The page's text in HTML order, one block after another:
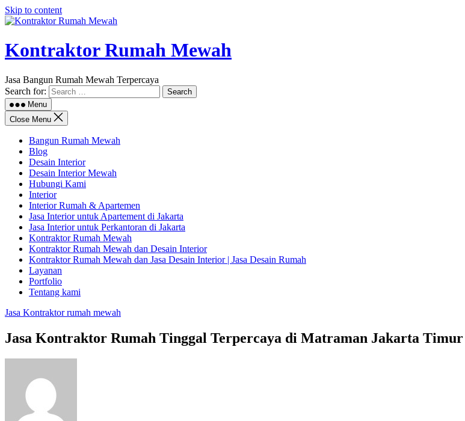
Skip to content
Kontraktor Rumah Mewah
Jasa Bangun Rumah Mewah Terpercaya
Search for:
Menu
Close Menu
Bangun Rumah Mewah
Blog
Desain Interior
Desain Interior Mewah
Hubungi Kami
Interior
Interior Rumah & Apartemen
Jasa Interior untuk Apartement di Jakarta
Jasa Interior untuk Perkantoran di Jakarta
Kontraktor Rumah Mewah
Kontraktor Rumah Mewah dan Desain Interior
Kontraktor Rumah Mewah dan Jasa Desain Interior | Jasa Desain Rumah
Layanan
Portfolio
Tentang kami
Jasa Kontraktor rumah mewah
Jasa Kontraktor Rumah Tinggal Terpercaya di Matraman Jakarta Timur